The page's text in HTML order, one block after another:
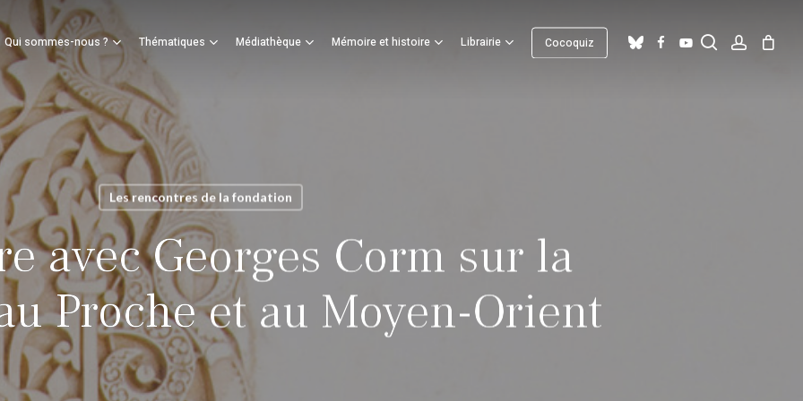
Qui sommes-nous ? Thématiques Médiathèque Mémoire et histoire Librairie Cocoquiz blueskyfacebookyoutube search
account
Panier Close
Cart
Les rencontres de la fondation
avec Georges Corm sur la
Proche et au Moyen-Orient